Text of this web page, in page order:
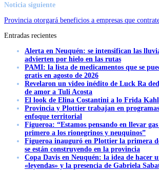
Noticia siguiente
Provincia otorgará beneficios a empresas que
Entradas recientes
Alerta en Neuquén: se intensifican las
advierten por hielo en las rutas
PAMI: la lista de medicamentos que se
gratis en agosto de 2026
Revelaron un video inédito de Luck Ra
de amor a Tuli Acosta
El look de Elina Costantini a lo Frida
Provincia y Plottier trabajan en
enfoque territorial
Figueroa: “Estamos pensando en llevar
primero a los rionegrinos y neuquinos”
Figueroa inauguró en Plottier la primera
se están construyendo en la provincia
Copa Davis en Neuquén: la idea de hacer
«leyendas» y la presencia de Gabriela